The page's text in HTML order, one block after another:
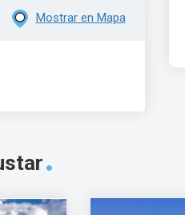
Mostrar en Mapa